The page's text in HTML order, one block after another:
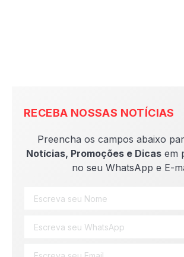
RECEBA NOSSAS NOTÍCIAS
Preencha os campos abaixo
Notícias, Promoções e Dicasem
no seu WhatsApp e E-